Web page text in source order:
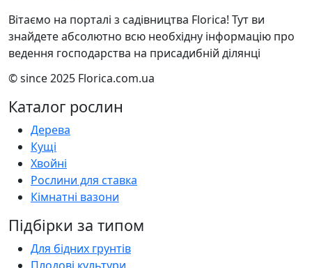
Вітаємо на порталі з садівництва Florica! Тут ви
знайдете абсолютно всю необхідну інформацію про
ведення господарства на присадибній ділянці
© since 2025 Florica.com.ua
Каталог рослин
Дерева
Кущі
Хвойні
Рослини для ставка
Кімнатні вазони
Підбірки за типом
Для бідних грунтів